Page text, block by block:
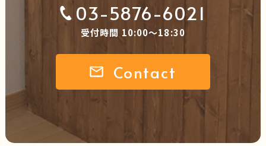
03-5876-6021
受付時間 10:00～18:30
Contact